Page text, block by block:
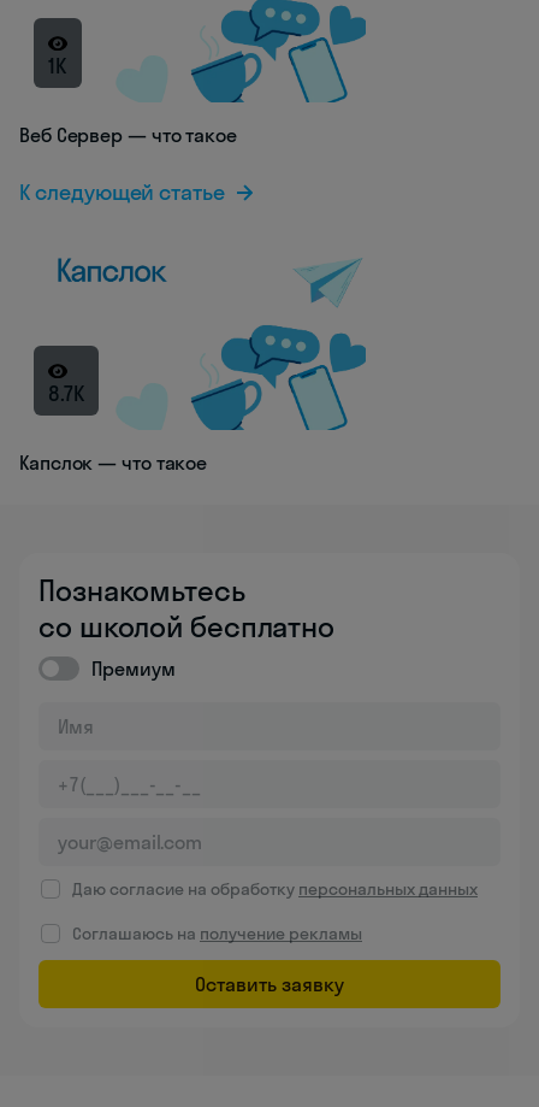
1K
Веб Сервер — что такое
К следующей статье
8.7K
Капслок — что такое
Познакомьтесь
со школой бесплатно
Премиум
Даю согласие на обработку персональных данных
Соглашаюсь на получение рекламы
Оставить заявку